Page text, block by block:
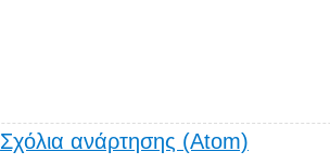
Σχόλια ανάρτησης (Atom)